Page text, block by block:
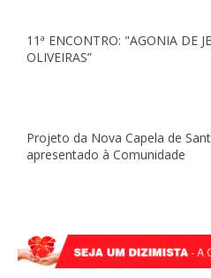
11ª ENCONTRO: "AGONIA DE
OLIVEIRAS”
Projeto da Nova Capela de
apresentado à Comunidade